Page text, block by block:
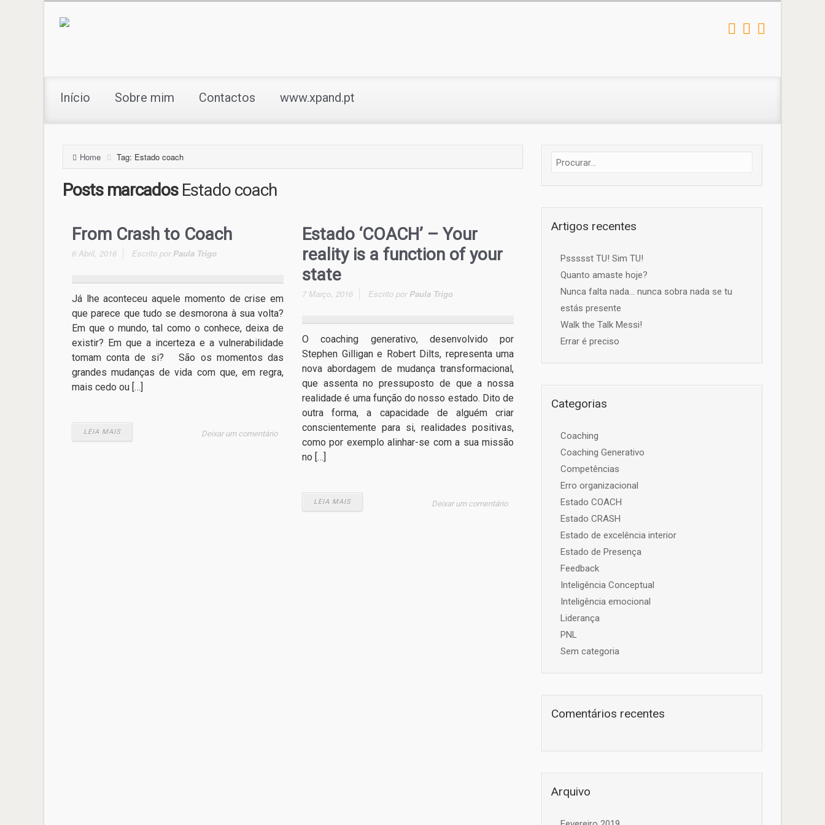
Início Sobre mim Contactos www.xpand.pt
Home Tag: Estado coach
Posts marcados Estado coach
From Crash to Coach
6 Abril, 2016 Escrito por Paula Trigo
Já lhe aconteceu aquele momento de crise em
que parece que tudo se desmorona à sua volta?
Em que o mundo, tal como o conhece, deixa de
existir? Em que a incerteza e a vulnerabilidade
tomam conta de si? São os momentos das
grandes mudanças de vida com que, em regra,
mais cedo ou […]
LEIA MAIS Deixar um comentário
Estado ‘COACH’ – Your
reality is a function of your
state
7 Março, 2016 Escrito por Paula Trigo
O coaching generativo, desenvolvido por
Stephen Gilligan e Robert Dilts, representa uma
nova abordagem de mudança transformacional,
que assenta no pressuposto de que a nossa
realidade é uma função do nosso estado. Dito de
outra forma, a capacidade de alguém criar
conscientemente para si, realidades positivas,
como por exemplo alinhar-se com a sua missão
no […]
LEIA MAIS Deixar um comentário
Artigos recentes
Pssssst TU! Sim TU!
Quanto amaste hoje?
Nunca falta nada… nunca sobra nada se tu
estás presente
Walk the Talk Messi!
Errar é preciso
Categorias
Coaching
Coaching Generativo
Competências
Erro organizacional
Estado COACH
Estado CRASH
Estado de excelência interior
Estado de Presença
Feedback
Inteligência Conceptual
Inteligência emocional
Liderança
PNL
Sem categoria
Comentários recentes
Arquivo